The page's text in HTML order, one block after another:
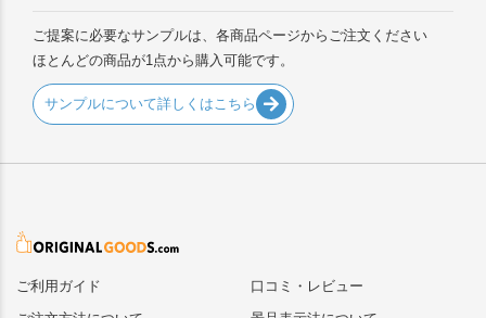
ご提案に必要なサンプルは、各商品ページからご注文ください
ほとんどの商品が1点から購入可能です。
サンプルについて詳しくはこちら
ご利用ガイド
口コミ・レビュー